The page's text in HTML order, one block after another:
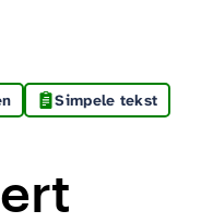
Simpele tekst